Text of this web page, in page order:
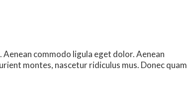
commodo ligula eget dolor. Aenean
montes, nascetur ridiculus mus. Donec quam